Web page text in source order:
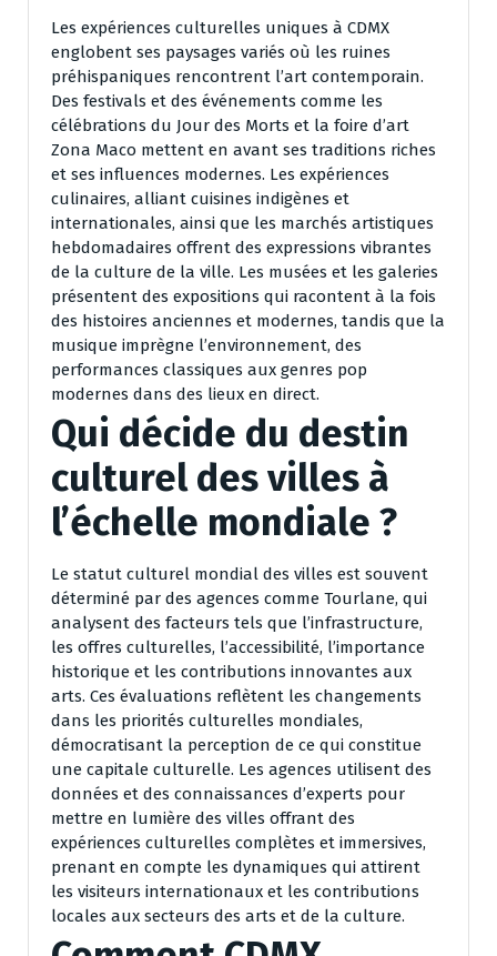
Les expériences culturelles uniques à CDMX
englobent ses paysages variés où les ruines
préhispaniques rencontrent l’art contemporain.
Des festivals et des événements comme les
célébrations du Jour des Morts et la foire d’art
Zona Maco mettent en avant ses traditions riches
et ses influences modernes. Les expériences
culinaires, alliant cuisines indigènes et
internationales, ainsi que les marchés artistiques
hebdomadaires offrent des expressions vibrantes
de la culture de la ville. Les musées et les galeries
présentent des expositions qui racontent à la fois
des histoires anciennes et modernes, tandis que la
musique imprègne l’environnement, des
performances classiques aux genres pop
modernes dans des lieux en direct.
Qui décide du destin
culturel des villes à
l’échelle mondiale ?
Le statut culturel mondial des villes est souvent
déterminé par des agences comme Tourlane, qui
analysent des facteurs tels que l’infrastructure,
les offres culturelles, l’accessibilité, l’importance
historique et les contributions innovantes aux
arts. Ces évaluations reflètent les changements
dans les priorités culturelles mondiales,
démocratisant la perception de ce qui constitue
une capitale culturelle. Les agences utilisent des
données et des connaissances d’experts pour
mettre en lumière des villes offrant des
expériences culturelles complètes et immersives,
prenant en compte les dynamiques qui attirent
les visiteurs internationaux et les contributions
locales aux secteurs des arts et de la culture.